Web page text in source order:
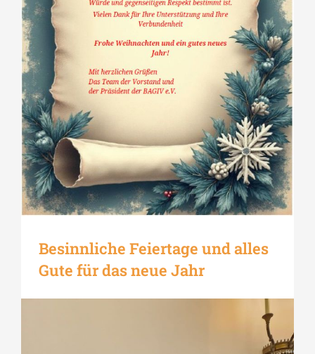
Besinnliche Feiertage und alles
Gute für das neue Jahr